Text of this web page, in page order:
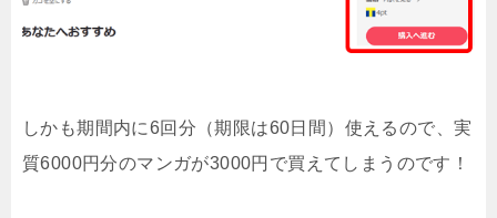
しかも期間内に6回分（期限は60日間）使えるので、実
質6000円分のマンガが3000円で買えてしまうのです！